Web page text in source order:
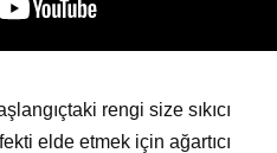
rengi size sıkıcı
elde etmek için ağartıcı